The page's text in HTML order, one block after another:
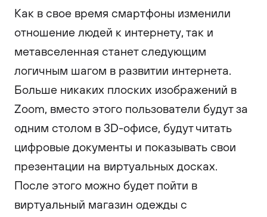
Как в свое время смартфоны изменили
отношение людей к интернету, так и
метавселенная станет следующим
логичным шагом в развитии интернета.
Больше никаких плоских изображений в
Zoom, вместо этого пользователи будут за
одним столом в 3D-офисе, будут читать
цифровые документы и показывать свои
презентации на виртуальных досках.
После этого можно будет пойти в
виртуальный магазин одежды с